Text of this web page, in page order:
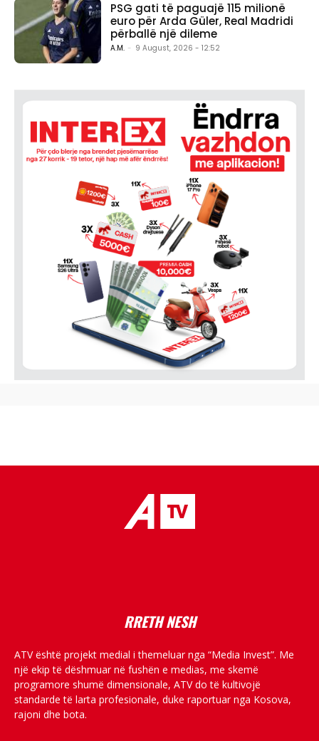
PSG gati të paguajë 115 milionë
euro për Arda Güler, Real Madridi
përballë një dileme
A.M. - 9 August, 2026 - 12:52
RRETH NESH
ATV është projekt medial i themeluar nga “Media Invest”. Me
një ekip të dëshmuar në fushën e medias, me skemë
programore shumë dimensionale, ATV do të kultivojë
standarde të larta profesionale, duke raportuar nga Kosova,
rajoni dhe bota.